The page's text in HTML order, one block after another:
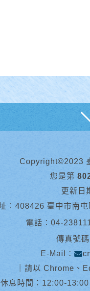
Copyright©2023
您是第
更新日
︰408426 臺中市南
電話︰ 04-
傳真號
E-Mail︰
請以 Chrome、
息時間：12:00-